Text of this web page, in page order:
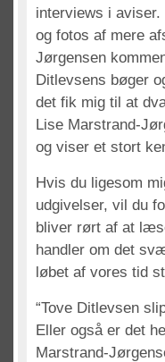
interviews i aviser.
og fotos af mere
Jørgensen
Ditlevsens bøger
det fik mig til at
Lise Marstrand-
og viser et stort
Hvis du ligesom
udgivelser, vil du
bliver rørt af at
handler om det
løbet af vores tid
“Tove Ditlevsen
Eller også er det
Marstrand-